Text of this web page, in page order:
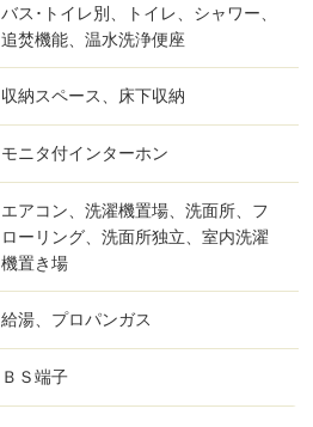
バス･トイレ別、トイレ、シャワー、
追焚機能、温水洗浄便座
収納スペース、床下収納
モニタ付インターホン
エアコン、洗濯機置場、洗面所、フ
ローリング、洗面所独立、室内洗濯
機置き場
給湯、プロパンガス
ＢＳ端子